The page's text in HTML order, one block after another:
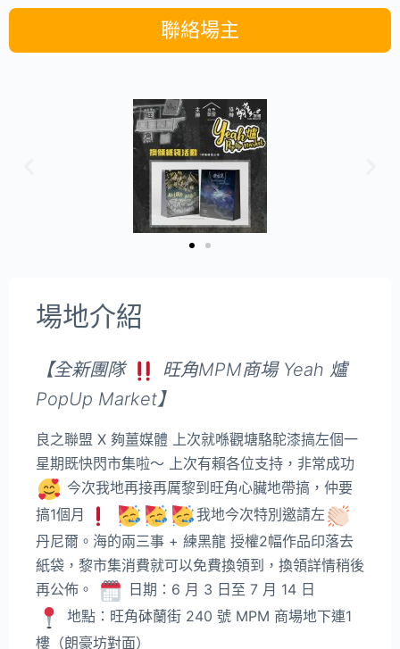
聯絡場主
場地介紹
【全新團隊
旺角MPM商場 Yeah 爐
PopUp Market】
良之聯盟 X 夠薑媒體 上次就喺觀塘駱駝漆搞左個一
星期既快閃市集啦～ 上次有賴各位支持，非常成功
今次我地再接再厲黎到旺角心臟地帶搞，仲要
搞1個月
我地今次特別邀請左
丹尼爾。海的兩三事 + 練黑龍 授權2幅作品印落去
紙袋，黎市集消費就可以免費換領到，換領詳情稍後
再公佈。
日期：6 月 3 日至 7 月 14 日
地點：旺角砵蘭街 240 號 MPM 商場地下連1
樓（朗豪坊對面）